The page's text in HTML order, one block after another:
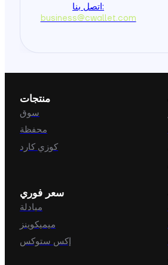
اتصل بنا:
business@cwallet.com
منتجات
سوق
محفظة
كوزي كارد
سعر فوري
مبادلة
ميميكوينز
إكس ستوكس